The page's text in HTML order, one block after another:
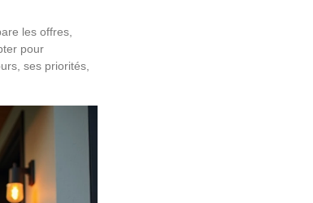
les offres,
pour
ses priorités,